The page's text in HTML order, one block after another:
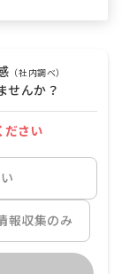
（社内調べ）
せんか？
ださい
報収集のみ